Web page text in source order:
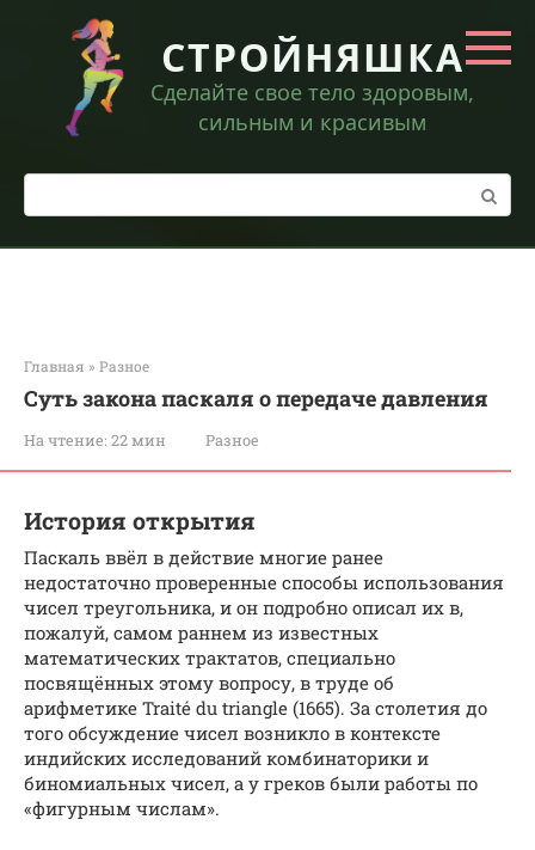
контенту
СТРОЙНЯШКА
Сделайте свое тело здоровым,
сильным и красивым
Поиск:
Главная » Разное
Суть закона паскаля о передаче давления
На чтение: 22 мин Разное
История открытия
Паскаль ввёл в действие многие ранее
недостаточно проверенные способы использования
чисел треугольника, и он подробно описал их в,
пожалуй, самом раннем из известных
математических трактатов, специально
посвящённых этому вопросу, в труде об
арифметике Traité du triangle (1665). За столетия до
того обсуждение чисел возникло в контексте
индийских исследований комбинаторики и
биномиальных чисел, а у греков были работы по
«фигурным числам».